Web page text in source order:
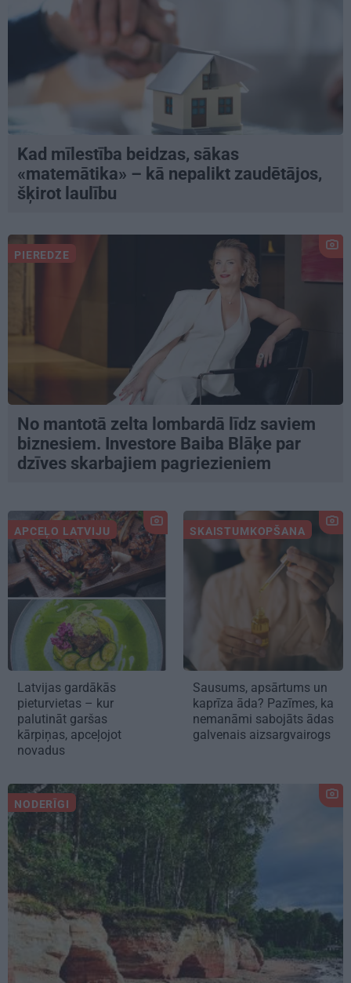
Kad mīlestība beidzas, sākas
«matemātika» – kā nepalikt zaudētājos,
šķirot laulību
PIEREDZE
No mantotā zelta lombardā līdz saviem
biznesiem. Investore Baiba Blāķe par
dzīves skarbajiem pagriezieniem
APCEĻO LATVIJU
Latvijas gardākās
pieturvietas – kur
palutināt garšas
kārpiņas, apceļojot
novadus
SKAISTUMKOPŠANA
Sausums, apsārtums un
kaprīza āda? Pazīmes, ka
nemanāmi sabojāts ādas
galvenais aizsargvairogs
NODERĪGI